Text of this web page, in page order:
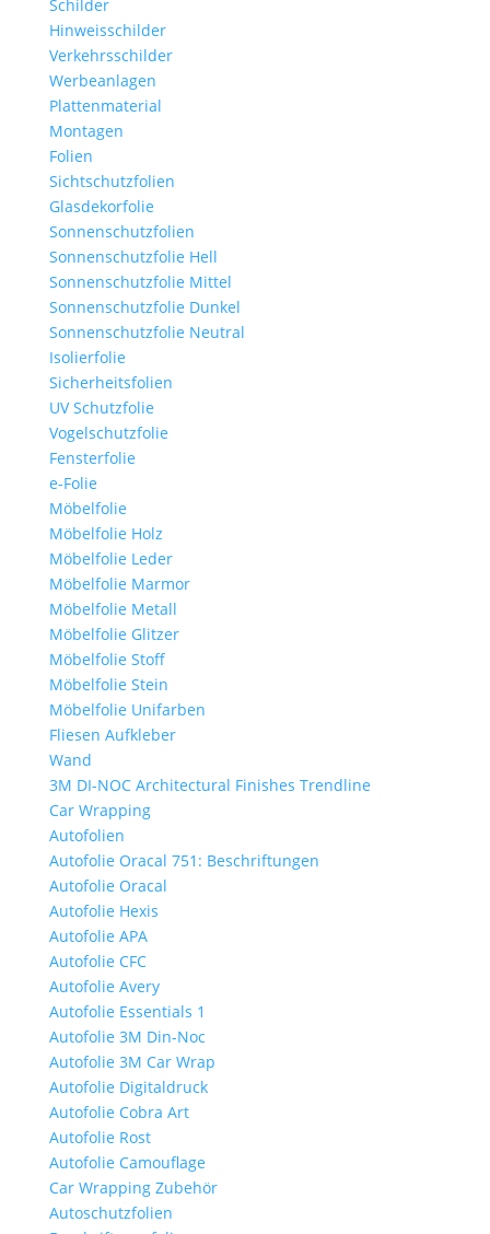
Schilder
Hinweisschilder
Verkehrsschilder
Werbeanlagen
Plattenmaterial
Montagen
Folien
Sichtschutzfolien
Glasdekorfolie
Sonnenschutzfolien
Sonnenschutzfolie Hell
Sonnenschutzfolie Mittel
Sonnenschutzfolie Dunkel
Sonnenschutzfolie Neutral
Isolierfolie
Sicherheitsfolien
UV Schutzfolie
Vogelschutzfolie
Fensterfolie
e-Folie
Möbelfolie
Möbelfolie Holz
Möbelfolie Leder
Möbelfolie Marmor
Möbelfolie Metall
Möbelfolie Glitzer
Möbelfolie Stoff
Möbelfolie Stein
Möbelfolie Unifarben
Fliesen Aufkleber
Wand
3M DI-NOC Architectural Finishes Trendline
Car Wrapping
Autofolien
Autofolie Oracal 751: Beschriftungen
Autofolie Oracal
Autofolie Hexis
Autofolie APA
Autofolie CFC
Autofolie Avery
Autofolie Essentials 1
Autofolie 3M Din-Noc
Autofolie 3M Car Wrap
Autofolie Digitaldruck
Autofolie Cobra Art
Autofolie Rost
Autofolie Camouflage
Car Wrapping Zubehör
Autoschutzfolien